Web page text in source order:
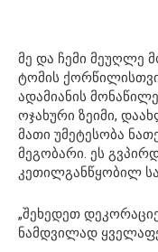
მე და ჩემი მეუღლე
ტომის
ადამიანის
ოჯახური ზეიმი,
მათი უმეტესობა
მეგობარი. ეს
კეთილგანწყობილ
„შეხედეთ
ნამდვილად